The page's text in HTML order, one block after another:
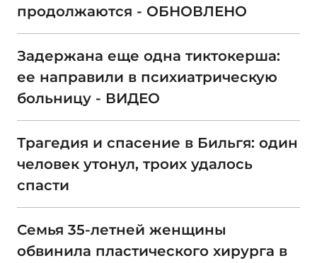
продолжаются - ОБНОВЛЕНО
Задержана еще одна тиктокерша:
ее направили в психиатрическую
больницу - ВИДЕО
Трагедия и спасение в Бильгя: один
человек утонул, троих удалось
спасти
Семья 35-летней женщины
обвинила пластического хирурга в